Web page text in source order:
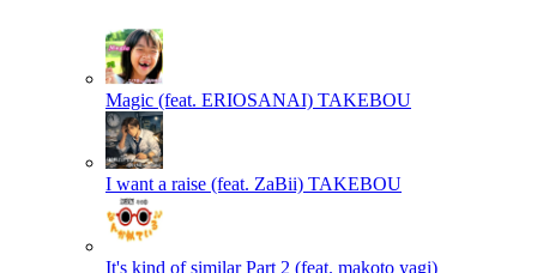
Magic (feat. ERIOSANAI) TAKEBOU
I want a raise (feat. ZaBii) TAKEBOU
It's kind of similar Part 2 (feat. makoto yagi)